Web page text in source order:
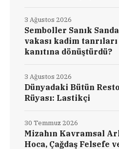
Semboller Sanık
vakası kadim
kanıtına dönüştürdü?
3 Ağustos 2026
Dünyadaki Bütün
Rüyası: Lastikçi
3 Ağustos 2026
Mizahın Kavramsal
Hoca, Çağdaş Felsefe
30 Temmuz 2026